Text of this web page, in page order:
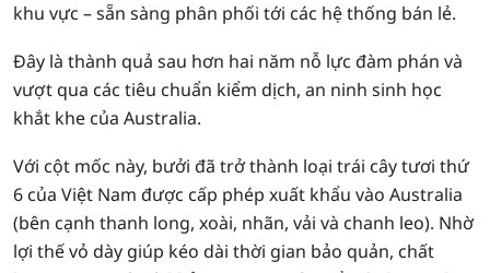
khu vực – sẵn sàng phân phối tới các hệ thống bán lẻ.
Đây là thành quả sau hơn hai năm nỗ lực đàm phán và
vượt qua các tiêu chuẩn kiểm dịch, an ninh sinh học
khắt khe của Australia.
Với cột mốc này, bưởi đã trở thành loại trái cây tươi thứ
6 của Việt Nam được cấp phép xuất khẩu vào Australia
(bên cạnh thanh long, xoài, nhãn, vải và chanh leo). Nhờ
lợi thế vỏ dày giúp kéo dài thời gian bảo quản, chất